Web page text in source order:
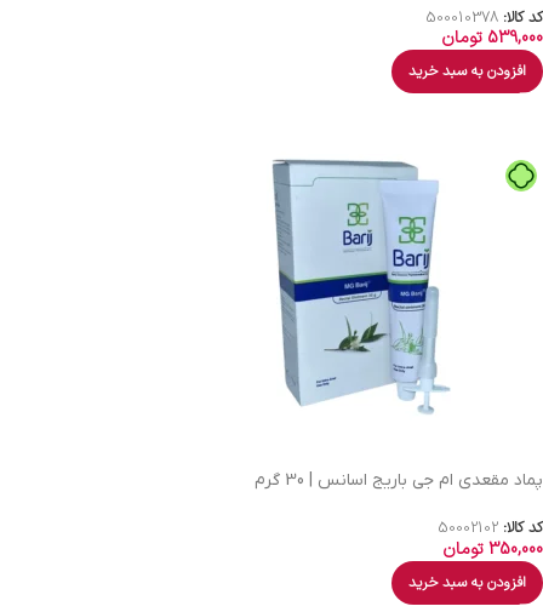
کد کالا: 500010378
539,000 تومان
افزودن به سبد خرید
پماد مقعدی ام جی باریج اسانس | 30 گرم
کد کالا: 50002102
350,000تومان
افزودن به سبد خرید